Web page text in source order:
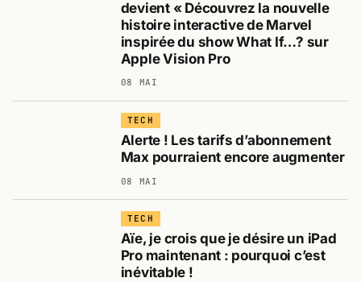
devient « Découvrez la nouvelle
histoire interactive de Marvel
inspirée du show What If…? sur
Apple Vision Pro
08 MAI
TECH
Alerte ! Les tarifs d’abonnement
Max pourraient encore augmenter
08 MAI
TECH
Aïe, je crois que je désire un iPad
Pro maintenant : pourquoi c’est
inévitable !